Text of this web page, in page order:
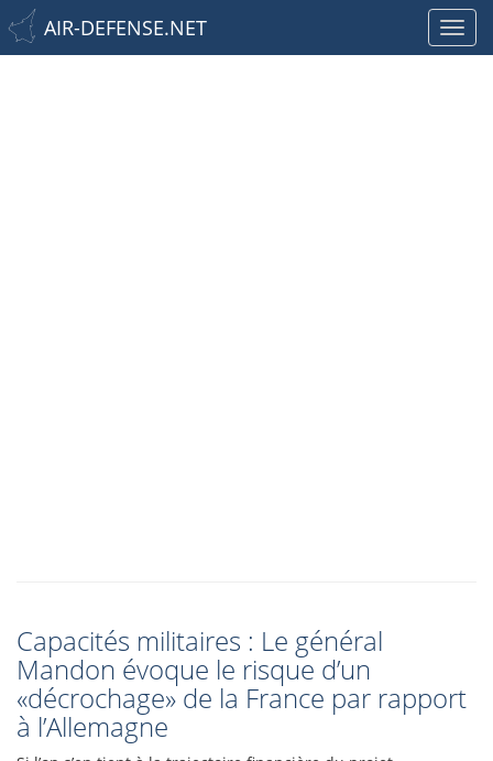
AIR-DEFENSE.NET
Capacités militaires : Le général
Mandon évoque le risque d’un
«décrochage» de la France par rapport
à l’Allemagne